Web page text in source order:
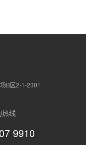
B区2-1-2301
线
9910